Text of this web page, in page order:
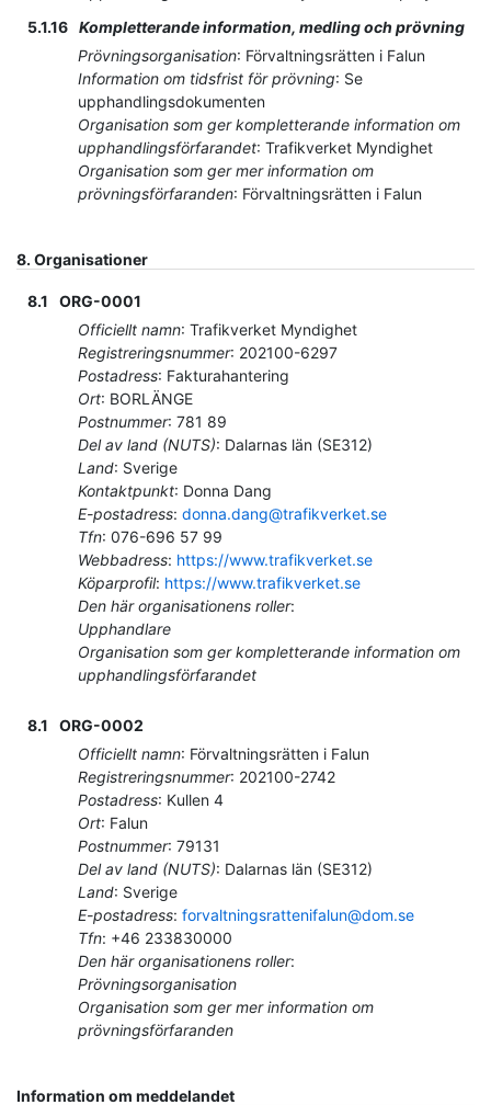
5.1.16 Kompletterande information, medling och prövning
Prövningsorganisation: Förvaltningsrätten i Falun
Information om tidsfrist för prövning: Se
upphandlingsdokumenten
Organisation som ger kompletterande information om
upphandlingsförfarandet: Trafikverket Myndighet
Organisation som ger mer information om
prövningsförfaranden: Förvaltningsrätten i Falun
8. Organisationer
8.1
ORG-0001
Officiellt namn: Trafikverket Myndighet
Registreringsnummer: 202100-6297
Postadress: Fakturahantering
Ort: BORLÄNGE
Postnummer: 781 89
Del av land (NUTS): Dalarnas län (SE312)
Land: Sverige
Kontaktpunkt: Donna Dang
E-postadress: donna.dang@trafikverket.se
Tfn: 076-696 57 99
Webbadress: https://www.trafikverket.se
Köparprofil: https://www.trafikverket.se
Den här organisationens roller:
Upphandlare
Organisation som ger kompletterande information om
upphandlingsförfarandet
8.1
ORG-0002
Officiellt namn: Förvaltningsrätten i Falun
Registreringsnummer: 202100-2742
Postadress: Kullen 4
Ort: Falun
Postnummer: 79131
Del av land (NUTS): Dalarnas län (SE312)
Land: Sverige
E-postadress: forvaltningsrattenifalun@dom.se
Tfn: +46 233830000
Den här organisationens roller:
Prövningsorganisation
Organisation som ger mer information om
prövningsförfaranden
Information om meddelandet